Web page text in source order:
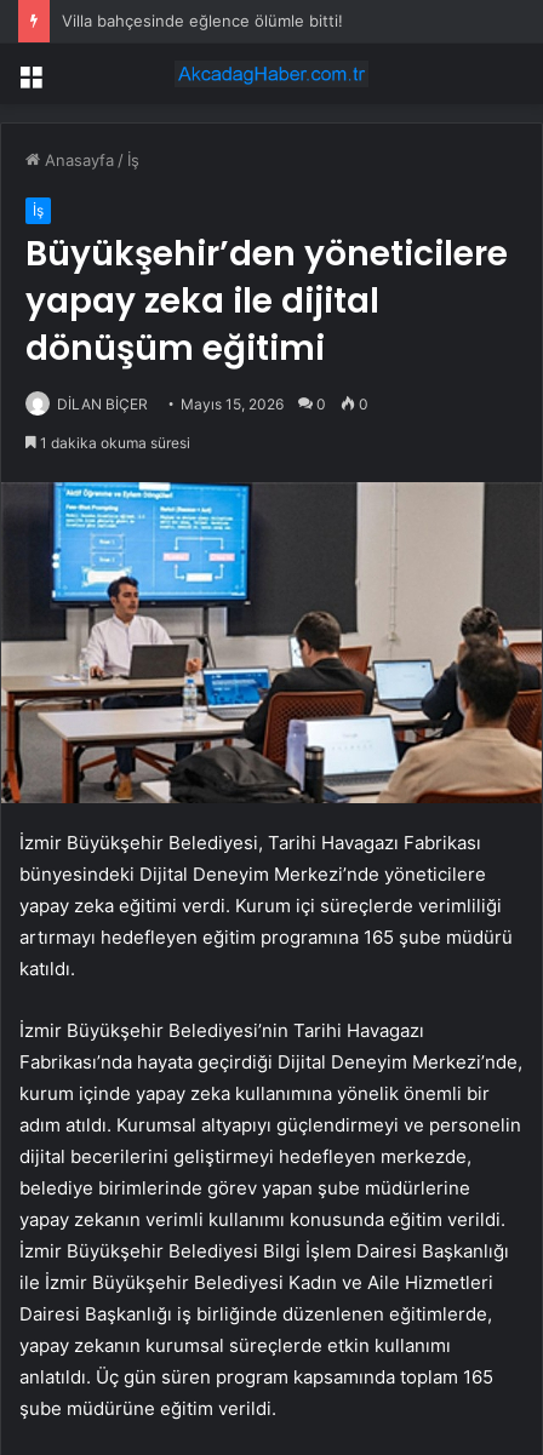
Villa bahçesinde eğlence ölümle bitti!
Menü
Anasayfa / İş
İş
Büyükşehir’den yöneticilere
yapay zeka ile dijital
dönüşüm eğitimi
DİLAN BİÇER Mayıs 15, 2026 0 0
1 dakika okuma süresi
İzmir Büyükşehir Belediyesi, Tarihi Havagazı Fabrikası
bünyesindeki Dijital Deneyim Merkezi’nde yöneticilere
yapay zeka eğitimi verdi. Kurum içi süreçlerde verimliliği
artırmayı hedefleyen eğitim programına 165 şube müdürü
katıldı.
İzmir Büyükşehir Belediyesi’nin Tarihi Havagazı
Fabrikası’nda hayata geçirdiği Dijital Deneyim Merkezi’nde,
kurum içinde yapay zeka kullanımına yönelik önemli bir
adım atıldı. Kurumsal altyapıyı güçlendirmeyi ve personelin
dijital becerilerini geliştirmeyi hedefleyen merkezde,
belediye birimlerinde görev yapan şube müdürlerine
yapay zekanın verimli kullanımı konusunda eğitim verildi.
İzmir Büyükşehir Belediyesi Bilgi İşlem Dairesi Başkanlığı
ile İzmir Büyükşehir Belediyesi Kadın ve Aile Hizmetleri
Dairesi Başkanlığı iş birliğinde düzenlenen eğitimlerde,
yapay zekanın kurumsal süreçlerde etkin kullanımı
anlatıldı. Üç gün süren program kapsamında toplam 165
şube müdürüne eğitim verildi.